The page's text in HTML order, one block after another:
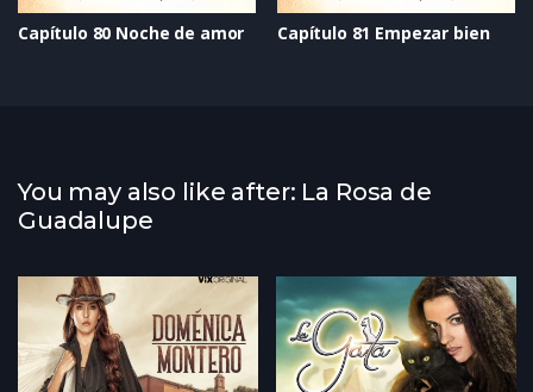
Capítulo 80 Noche de amor Capítulo 81 Empezar bien
You may also like after: La Rosa de
Guadalupe